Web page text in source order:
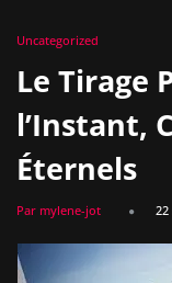
Uncategorized
Le Tirage
l’Instant,
Éternels
Par mylene-jot 22